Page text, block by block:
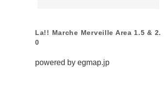
La!! Marche Merveille Area 1.5 & 2.
0
powered by egmap.jp